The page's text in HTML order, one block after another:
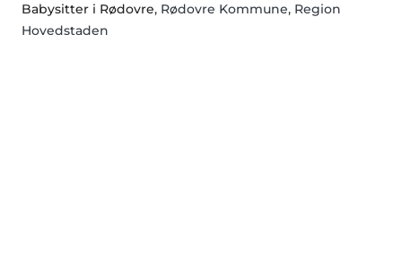
Babysitter i Rødovre, Rødovre Kommune, Region
Hovedstaden